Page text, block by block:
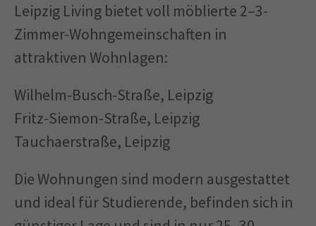
Leipzig Living bietet voll möblierte 2–3-
Zimmer-Wohngemeinschaften in
attraktiven Wohnlagen:
Wilhelm-Busch-Straße, Leipzig
Fritz-Siemon-Straße, Leipzig
Tauchaerstraße, Leipzig
Die Wohnungen sind modern ausgestattet
und ideal für Studierende, befinden sich in